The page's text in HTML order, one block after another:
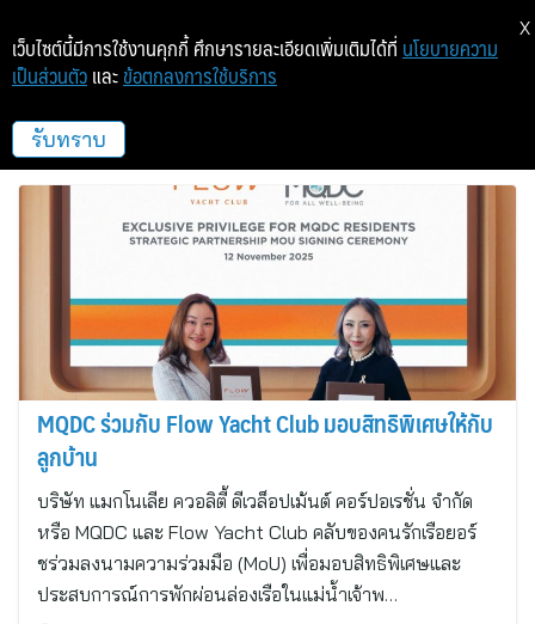
แมกโนเลีย ควอลิตี้ ดีเวล็อปเม้นต์
คอร์ปอเรชั่น
MQDC ร่วมกับ Flow Yacht Club มอบสิทธิพิเศษให้กับ
ลูกบ้าน
บริษัท แมกโนเลีย ควอลิตี้ ดีเวล็อปเม้นต์ คอร์ปอเรชั่น จำกัด
หรือ MQDC และ Flow Yacht Club คลับของคนรักเรือยอร์
ชร่วมลงนามความร่วมมือ (MoU) เพื่อมอบสิทธิพิเศษและ
ประสบการณ์การพักผ่อนล่องเรือในแม่น้ำเจ้าพ…
เว็บไซต์นี้มีการใช้งานคุกกี้ ศึกษารายละเอียดเพิ่มเติมได้ที่ นโยบายความ
เป็นส่วนตัว และ ข้อตกลงการใช้บริการ
รับทราบ
X